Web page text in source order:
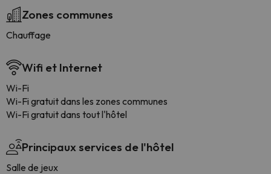
Zones communes
Chauffage
Wifi et Internet
Wi-Fi
Wi-Fi gratuit dans les zones communes
Wi-Fi gratuit dans tout l'hôtel
Principaux services de l'hôtel
Salle de jeux